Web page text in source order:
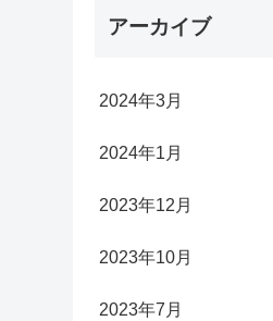
アーカイブ
2024年3月
2024年1月
2023年12月
2023年10月
2023年7月